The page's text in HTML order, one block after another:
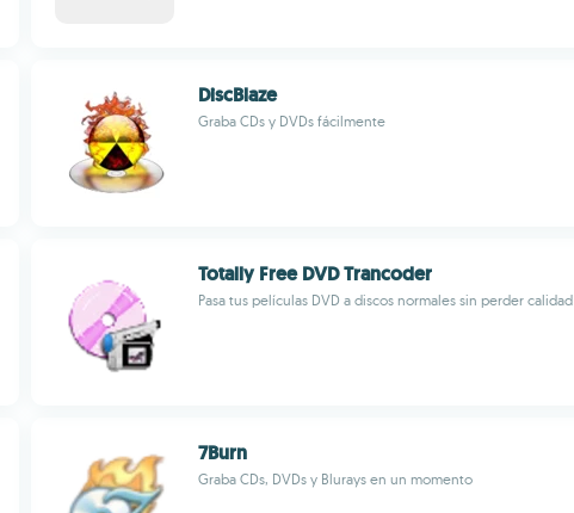
DiscBlaze
Graba CDs y DVDs fácilmente
Totally Free DVD Trancoder
Pasa tus películas DVD a discos normales sin perder calidad
7Burn
Graba CDs, DVDs y Blurays en un momento